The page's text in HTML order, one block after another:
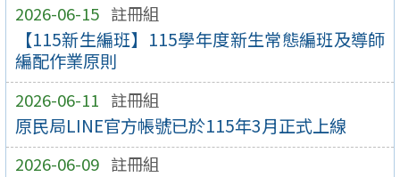
2026-06-15 註冊組
【115新生編班】115學年度新生常態編班及導師
編配作業原則
2026-06-11 註冊組
原民局LINE官方帳號已於115年3月正式上線
2026-06-09 註冊組